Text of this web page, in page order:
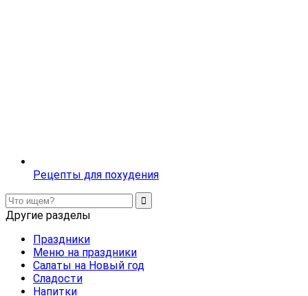
Рецепты для похудения
Другие разделы
Праздники
Меню на праздники
Салаты на Новый год
Сладости
Напитки